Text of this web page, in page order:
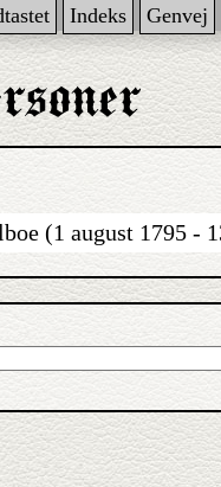
Indeks Genvej
(1 august 1795 -